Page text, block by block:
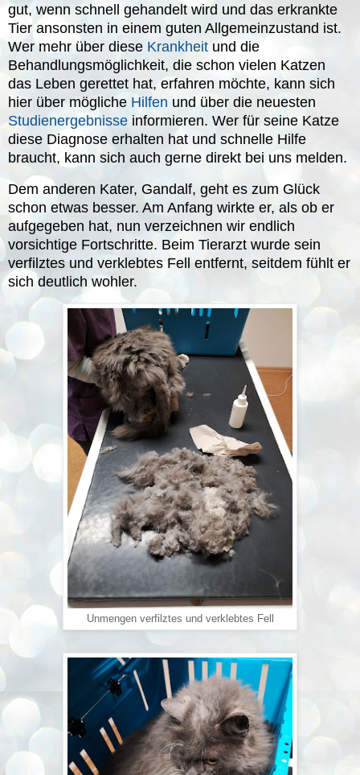
gut, wenn schnell gehandelt wird und das erkrankte
Tier ansonsten in einem guten Allgemeinzustand ist.
Wer mehr über diese Krankheit und die
Behandlungsmöglichkeit, die schon vielen Katzen
das Leben gerettet hat, erfahren möchte, kann sich
hier über mögliche Hilfen und über die neuesten
Studienergebnisse informieren. Wer für seine Katze
diese Diagnose erhalten hat und schnelle Hilfe
braucht, kann sich auch gerne direkt bei uns melden.
Dem anderen Kater, Gandalf, geht es zum Glück
schon etwas besser. Am Anfang wirkte er, als ob er
aufgegeben hat, nun verzeichnen wir endlich
vorsichtige Fortschritte. Beim Tierarzt wurde sein
verfilztes und verklebtes Fell entfernt, seitdem fühlt er
sich deutlich wohler.
Unmengen verfilztes und verklebtes Fell